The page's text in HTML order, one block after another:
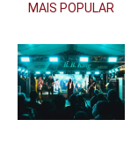
MAIS POPULAR